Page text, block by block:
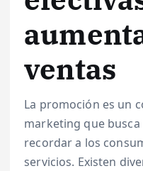
ventas
La promoción es un
marketing que
recordar a los
servicios. Existen